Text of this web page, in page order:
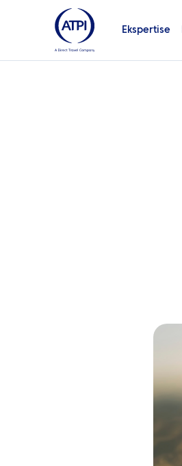
Ekspertise